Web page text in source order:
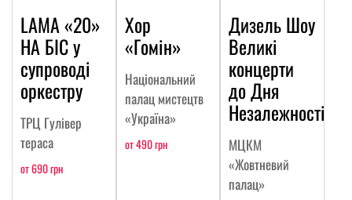
LAMA «20»
НА БІС у
супроводі
оркестру
ТРЦ Гулівер
тераса
от 690 грн
Хор
«Гомін»
Національний
палац мистецтв
«Україна»
от 490 грн
Дизель Шоу
Великі
концерти
до Дня
Незалежності
МЦКМ
«Жовтневий
палац»